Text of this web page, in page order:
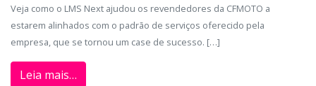
Veja como o LMS Next ajudou os revendedores da CFMOTO a
estarem alinhados com o padrão de serviços oferecido pela
empresa, que se tornou um case de sucesso. […]
Leia mais…